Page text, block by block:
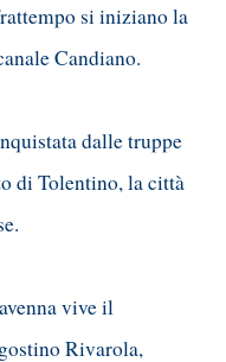
si iniziano la
Candiano.
dalle truppe
di Tolentino, la città
vive il
Rivarola,